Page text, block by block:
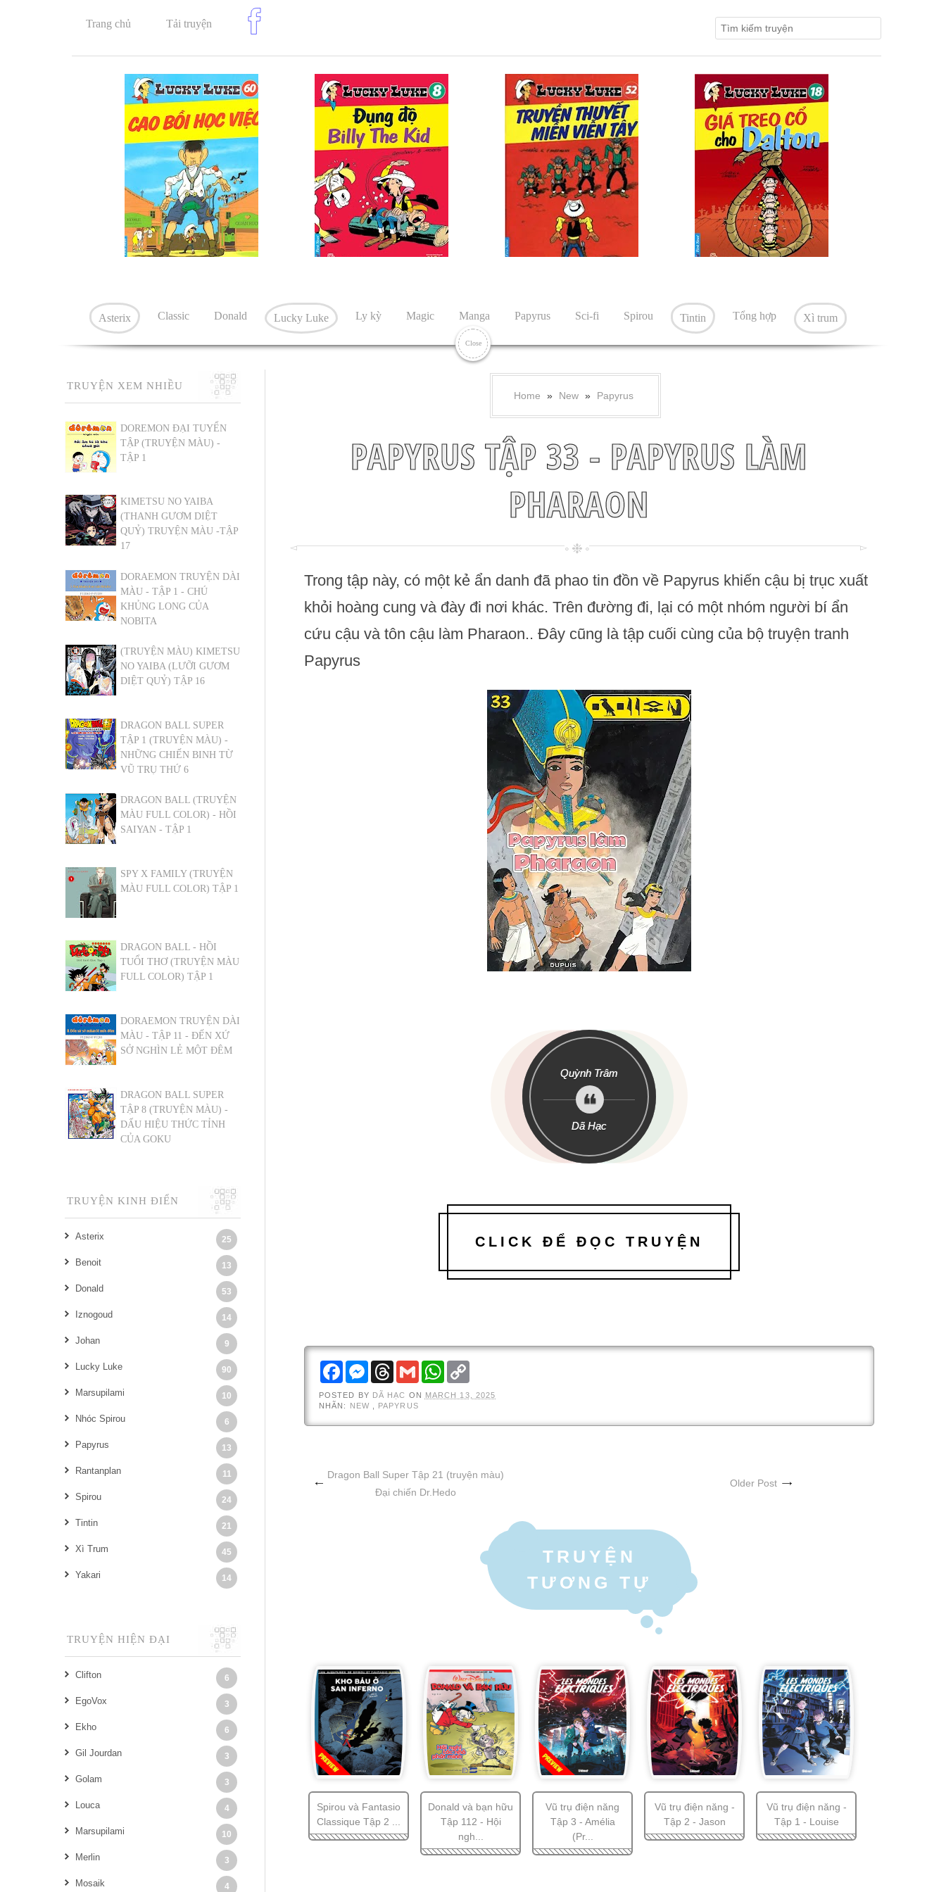
Trang chủ Tải truyện
Asterix Classic Donald Lucky Luke Ly kỳ Magic Manga Papyrus Sci-fi Spirou Tintin Tổng hợp Xì trum
Close
Home » New » Papyrus
PAPYRUS TẬP 33 - PAPYRUS LÀM
PHARAON
Trong tập này, có một kẻ ẩn danh đã phao tin đồn về Papyrus khiến cậu bị trục xuất
khỏi hoàng cung và đày đi nơi khác. Trên đường đi, lại có một nhóm người bí ẩn
cứu cậu và tôn cậu làm Pharaon.. Đây cũng là tập cuối cùng của bộ truyện tranh
Papyrus
Quỳnh Trâm
Dã Hạc
CLICK ĐỂ ĐỌC TRUYỆN
E
B
O
M
S
E
N
H
E
A
D
G
M
I
H
T
A
Y
I
POSTED BY DÃ HẠC ON MARCH 13, 2025
NHÃN:
NEW PAPYRUS
Dragon Ball Super Tập 21 (truyện màu)
Đại chiến Dr.Hedo
Older Post
TRUYỆN
TƯƠNG TỰ
Spirou và Fantasio
Classique Tập 2 ...
Donald và bạn hữu
Tập 112 - Hội
ngh...
Vũ trụ điện năng
Tập 3 - Amélia
(Pr...
Vũ trụ điện năng -
Tập 2 - Jason
Vũ trụ điện năng -
Tập 1 - Louise
TRUYỆN XEM NHIỀU
DOREMON ĐẠI TUYỂN
TẬP (TRUYỆN MÀU) -
TẬP 1
KIMETSU NO YAIBA
(THANH GƯƠM DIỆT
QUỶ) TRUYỆN MÀU -TẬP
17
DORAEMON TRUYỆN DÀI
MÀU - TẬP 1 - CHÚ
KHỦNG LONG CỦA
NOBITA
(TRUYỆN MÀU) KIMETSU
NO YAIBA (LƯỠI GƯƠM
DIỆT QUỶ) TẬP 16
DRAGON BALL SUPER
TẬP 1 (TRUYỆN MÀU) -
NHỮNG CHIẾN BINH TỪ
VŨ TRỤ THỨ 6
DRAGON BALL (TRUYỆN
MÀU FULL COLOR) - HỒI
SAIYAN - TẬP 1
SPY X FAMILY (TRUYỆN
MÀU FULL COLOR) TẬP 1
DRAGON BALL - HỒI
TUỔI THƠ (TRUYỆN MÀU
FULL COLOR) TẬP 1
DORAEMON TRUYỆN DÀI
MÀU - TẬP 11 - ĐẾN XỨ
SỞ NGHÌN LẺ MỘT ĐÊM
DRAGON BALL SUPER
TẬP 8 (TRUYỆN MÀU) -
DẤU HIỆU THỨC TỈNH
CỦA GOKU
TRUYỆN KINH ĐIỂN
Asterix 25
Benoit 13
Donald 53
Iznogoud 14
Johan 9
Lucky Luke 90
Marsupilami 10
Nhóc Spirou 6
Papyrus 13
Rantanplan 11
Spirou 24
Tintin 21
Xì Trum 45
Yakari 14
TRUYỆN HIỆN ĐẠI
Clifton 6
EgoVox 3
Ekho 6
Gil Jourdan 3
Golam 3
Louca 4
Marsupilami 10
Merlin 3
Mosaik 4